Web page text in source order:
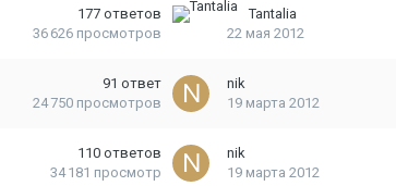
177 ответов
36 626 просмотров
Tantalia
22 мая 2012
91 ответ
24 750 просмотров
nik
19 марта 2012
110 ответов
34 181 просмотр
nik
19 марта 2012